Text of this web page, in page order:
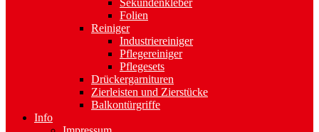
Sekundenkleber
Folien
Reiniger
Industriereiniger
Pflegereiniger
Pflegesets
Drückergarnituren
Zierleisten und Zierstücke
Balkontürgriffe
Info